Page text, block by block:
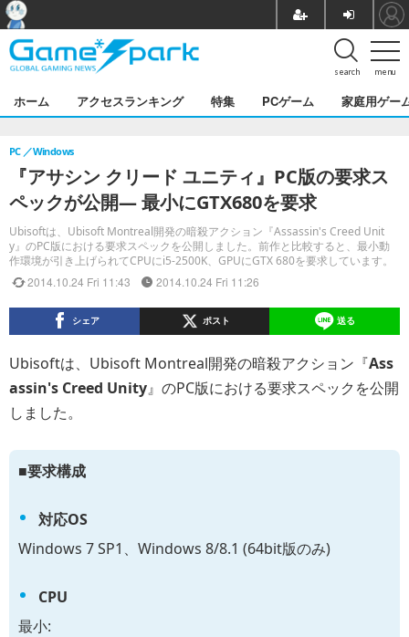
menu
search
ホーム アクセスランキング 特集 PCゲーム 家庭用ゲー
『アサシン クリード ユニティ』PC版の要求ス
ペックが公開― 最小にGTX680を要求
Ubisoftは、Ubisoft Montreal開発の暗殺アクション『Assassin's Creed Unit
y』のPC版における要求スペックを公開しました。前作と比較すると、最小動
作環境が引き上げられてCPUにi5-2500K、GPUにGTX 680を要求しています。
PC Windows
2014.10.24 Fri 11:43 2014.10.24 Fri 11:26
シェア ポスト 送る
Ubisoftは、Ubisoft Montreal開発の暗殺アクション『Ass
assin's Creed Unity』のPC版における要求スペックを公開
しました。
■要求構成
対応OS
Windows 7 SP1、Windows 8/8.1 (64bit版のみ)
CPU
最小: